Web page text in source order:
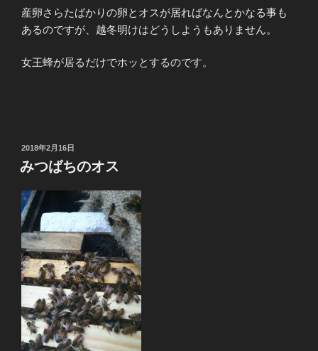
産卵さらたばかりの卵とオスが居ればなんとかなる事も
あるのですが、越冬明けはどうしようもありません。
女王蜂が居るだけでホッとするのです。
投
稿
日:
2018年2月16日
みつばちのオス